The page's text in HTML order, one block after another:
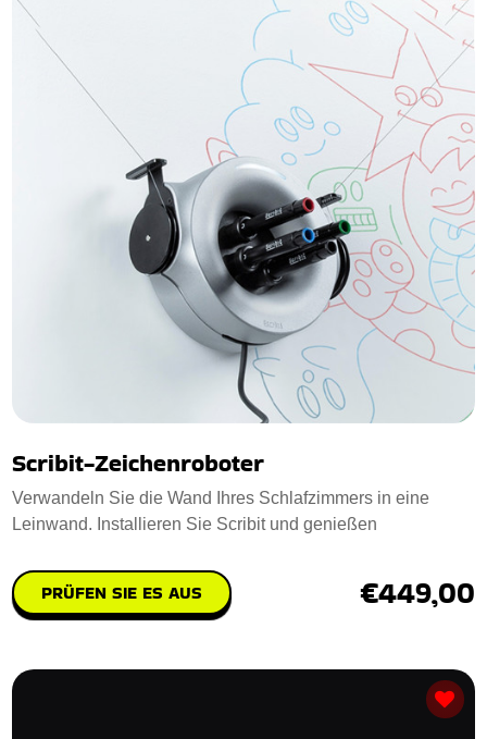
Scribit-Zeichenroboter
Verwandeln Sie die Wand Ihres Schlafzimmers in eine
Leinwand. Installieren Sie Scribit und genießen
PRÜFEN SIE ES AUS €449,00